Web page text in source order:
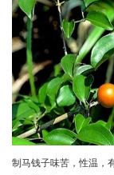
制马钱子味苦，性温，